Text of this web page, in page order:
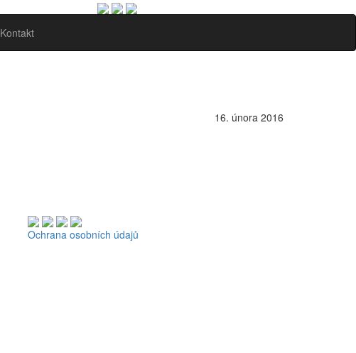
Kontakt
16. února 2016
Ochrana osobních údajů